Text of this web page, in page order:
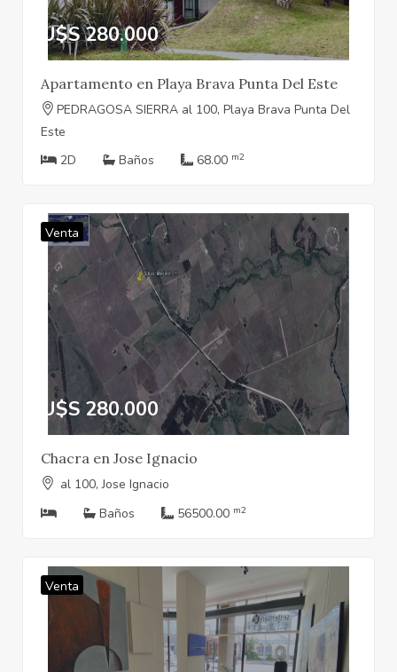
U$S 280.000
Apartamento en Playa Brava Punta Del Este
PEDRAGOSA SIERRA al 100, Playa Brava Punta Del
Este
2D
Baños 68.00 m2
Venta
U$S 280.000
Chacra en Jose Ignacio
al 100, Jose Ignacio
Baños
56500.00 m2
Venta